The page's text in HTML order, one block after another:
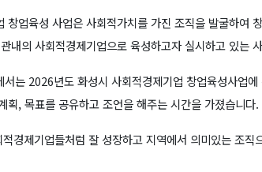
창업육성 사업은 사회적가치를 가진 조직을 발굴하여
내의 사회적경제기업으로 육성하고자 실시하고 있
서는 2026년도 화성시 사회적경제기업 창업육성사업
획, 목표를 공유하고 조언을 해주는 시간을 가졌습니다.
경제기업들처럼 잘 성장하고 지역에서 의미있는 조